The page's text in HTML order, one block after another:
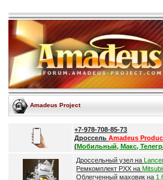
Amadeus Project
+7-978-708-85-73
ДроссельAmadeus
(Мобильный, Макс,
Дроссельный узел на
Ремкомплект РХХ на
Облегченный маховик на